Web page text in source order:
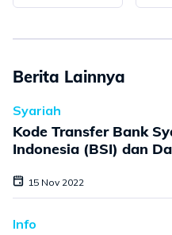
Syariah
Artikel
Berita Lainnya
Syariah
Kode Transfer Bank
Indonesia (BSI) dan
15 Nov 2022
Info